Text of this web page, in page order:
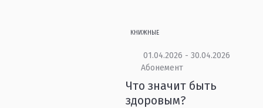
КНИЖНЫЕ
01.04.2026 - 30.04.2026
Абонемент
Что значит быть
здоровым?